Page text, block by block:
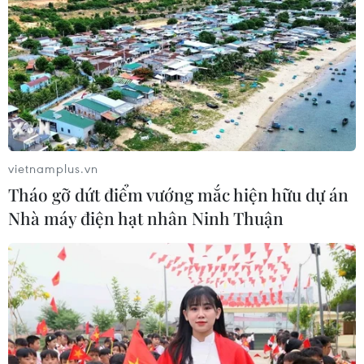
Xem thêm
CƠ QUAN CHỦ QUẢN: THÔNG TẤN XÃ VIỆT NAM
Tổng Biên tập: TRẦN TIẾN DUẨN
THỦY
Sở hữu trí tuệ
Quy định sử dụng
RSS
Hỗ trợ
vietnamplus.vn
Tháo gỡ dứt điểm vướng mắc hiện hữu dự án
Nhà máy điện hạt nhân Ninh Thuận